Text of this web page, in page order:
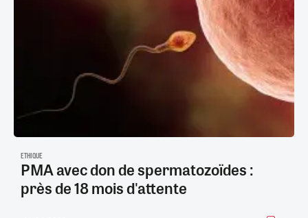
ETHIQUE
PMA avec don de spermatozoïdes :
près de 18 mois d'attente